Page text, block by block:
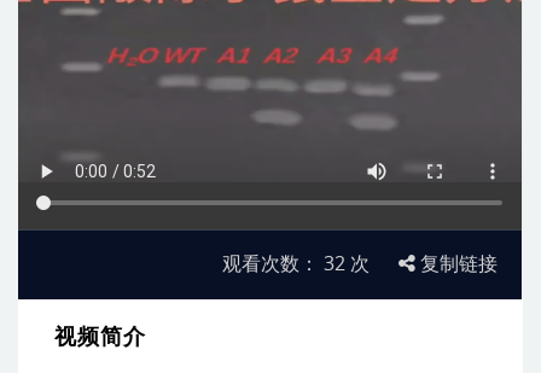
观看次数： 32 次 复制链接
视频简介